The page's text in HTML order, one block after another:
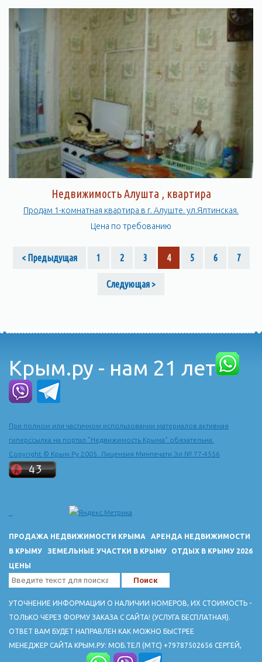
Недвижимость Алушта , квартира
Продам 1-комнатная квартира в г. Алуште. ул.Ялтинская.
Цена по требованию
< Предыдущая 1 2 3 4 5 6 7
Следующая >
Крым.ру - нам 21 лет
При полном или частичном использовании материалов активная
гиперссылка на портал "Недвижимость Крыма" обязательна.
Copyright © Крым.Ру 2005. Лицензия Минпечати Эл № 77-4556
ПРОДАЖА НЕДВИЖИМОСТИ КРЫМА
АРЕНДА НЕДВИЖИМОСТИ
В КРЫМУ
ЗЕМЕЛЬНЫЕ УЧАСТКИ В КРЫМУ
ОТДЫХ В КРЫМУ 2026
ЦЕНЫ
УТОЧНЕНИЕ ИНФОРМАЦИИ О НАЛИЧИИ НОМЕРОВ, ИХ СТОИМОСТЬ -
ТОЛЬКО ЧЕРЕЗ ФОРМУ ЗАКАЗА С САЙТА! (УСЛУГА БЕСПЛАТНАЯ).
ОТВЕТ ВАМ БУДЕТ НАПРАВЛЕН КАК МОЖНО БЫСТРЕЕ
МЕНЕДЖЕР САЙТА КРЫМ.РУ: МОБ.ТЕЛ (МТС) +79787502656 СЕРГЕЙ,